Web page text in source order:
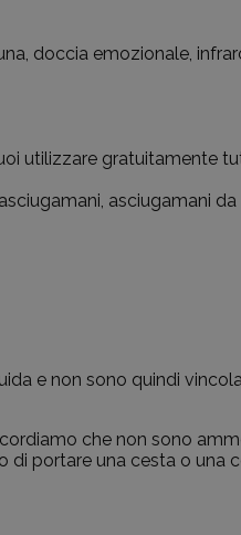
doccia emozionale,
utilizzare gratuitamente
asciugamani
e non sono quindi
che non sono
di portare una cesta o una